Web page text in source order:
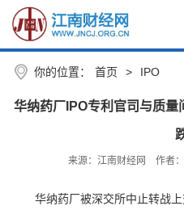
你的位置： 首页 > IPO
华纳药厂IPO专利官司与质
来源：江南财经网 作者
华纳药厂被深交所中止转战上